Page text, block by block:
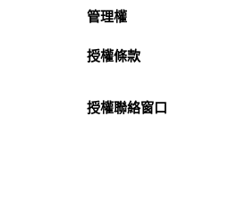
管理權
授權條款
授權聯絡窗口